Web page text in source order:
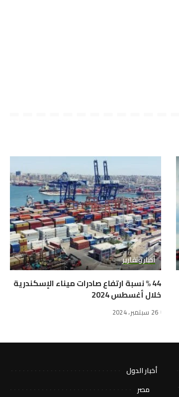
أخبار وتقارير
44 % نسبة ارتفاع صادرات ميناء الإسكندرية
خلال أغسطس 2024
26 سبتمبر، 2024
أخبار الدول
مصر